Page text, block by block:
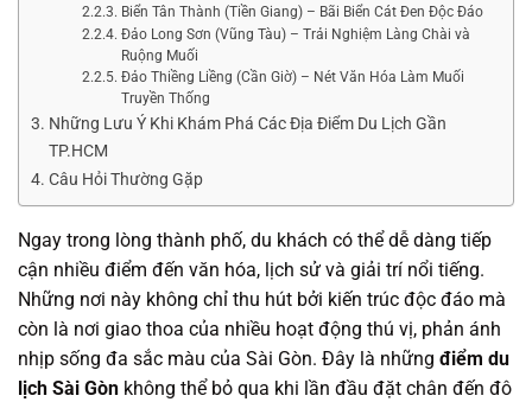
Biển Tân Thành (Tiền Giang) – Bãi Biển Cát Đen Độc Đáo
Đảo Long Sơn (Vũng Tàu) – Trải Nghiệm Làng Chài và
Ruộng Muối
Đảo Thiềng Liềng (Cần Giờ) – Nét Văn Hóa Làm Muối
Truyền Thống
Những Lưu Ý Khi Khám Phá Các Địa Điểm Du Lịch Gần
TP.HCM
Câu Hỏi Thường Gặp
Ngay trong lòng thành phố, du khách có thể dễ dàng tiếp
cận nhiều điểm đến văn hóa, lịch sử và giải trí nổi tiếng.
Những nơi này không chỉ thu hút bởi kiến trúc độc đáo mà
còn là nơi giao thoa của nhiều hoạt động thú vị, phản ánh
nhịp sống đa sắc màu của Sài Gòn. Đây là những điểm du
lịch Sài Gòn không thể bỏ qua khi lần đầu đặt chân đến đô